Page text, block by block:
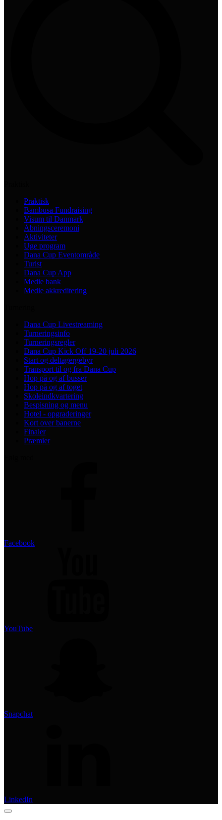
Praktisk
Bambusa Fundraising
Visum til Danmark
Åbningsceremoni
Aktiviteter
Uge program
Dana Cup Eventområde
Turist
Dana Cup App
Medie bank
Medie akkreditering
Dana Cup Livestreaming
Turneringsinfo
Turneringsregler
Dana Cup Kick Off 19-20 juli 2026
Start og deltagergebyr
Transport til og fra Dana Cup
Hop på og af busser
Hop på og af toget
Skoleindkvartering
Bespisning og menu
Hotel - opgraderinger
Kort over banerne
Finaler
Præmier
Facebook
YouTube
Snapchat
LinkedIn